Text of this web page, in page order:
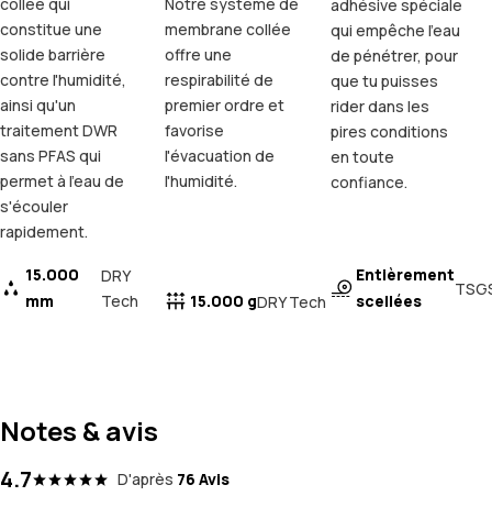
collée qui
constitue une
solide barrière
contre l'humidité,
ainsi qu'un
traitement DWR
sans PFAS qui
permet à l'eau de
s'écouler
rapidement.
15.000
mm
DRY
Tech
Notre système de
membrane collée
offre une
respirabilité de
premier ordre et
favorise
l'évacuation de
l'humidité.
15.000 gDRY Tech
adhésive spéciale
qui empêche l'eau
de pénétrer, pour
que tu puisses
rider dans les
pires conditions
en toute
confiance.
Entièrement
scellées
Notes & avis
4.7 D'après 76 Avis